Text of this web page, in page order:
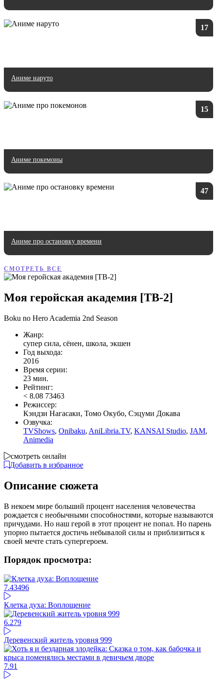
17
Аниме наруто
15
Аниме покемоны
47
Аниме про остановку времени
СМОТРЕТЬ ВСЕ
Моя геройская академия [ТВ-2]
Boku no Hero Academia 2nd Season
Жанр:
супер сила, сёнен, школа, экшен
Год выхода:
2016
Время серии:
23 мин.
Рейтинг:
< 8.08 73463
Режиссер:
Кэндзи Нагасаки, Томо Окубо, Сэцуми Докава
Озвучка:
TVShows, Onibaku, AniLibria.TV, KANSAI Studio, JAM,
Animedia
смотреть онлайн
Добавить в избранное
Описание сюжета
В некоем мире больший процент населения человечества
рождается с необычными способностями, которые называются
причудами. Но наш герой в этот процент не попал. Но парень
упорно пытается достичь небывалой силы и приблизиться к
своей мечте стать супергероем.
Порядок просмотра:
7.43496
Клетка духа: Воплощение
6.279
Деревенский житель уровня 999
7.91